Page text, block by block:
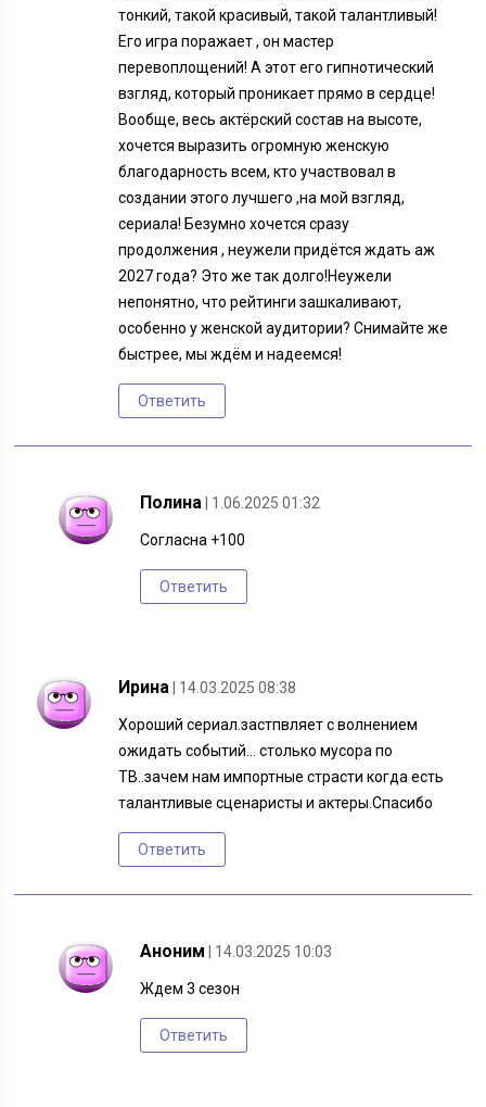
тонкий, такой красивый, такой талантливый!
Его игра поражает , он мастер
перевоплощений! А этот его гипнотический
взгляд, который проникает прямо в сердце!
Вообще, весь актёрский состав на высоте,
хочется выразить огромную женскую
благодарность всем, кто участвовал в
создании этого лучшего ,на мой взгляд,
сериала! Безумно хочется сразу
продолжения , неужели придётся ждать аж
2027 года? Это же так долго!Неужели
непонятно, что рейтинги зашкаливают,
особенно у женской аудитории? Снимайте же
быстрее, мы ждём и надеемся!
Ответить
Полина | 1.06.2025 01:32
Согласна +100
Ответить
Ирина | 14.03.2025 08:38
Хороший сериал.застпвляет с волнением
ожидать событий… столько мусора по
ТВ..зачем нам импортные страсти когда есть
талантливые сценаристы и актеры.Спасибо
Ответить
Аноним | 14.03.2025 10:03
Ждем 3 сезон
Ответить